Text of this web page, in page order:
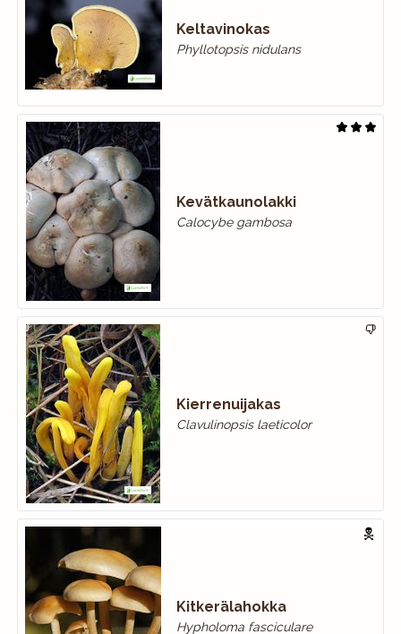
Keltavinokas
Phyllotopsis nidulans
Kevätkaunolakki
Calocybe gambosa
Kierrenuijakas
Clavulinopsis laeticolor
Kitkerälahokka
Hypholoma fasciculare